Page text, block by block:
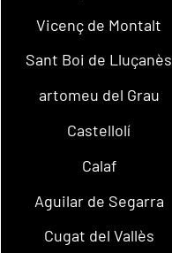
Vicenç de Montalt
Sant Boi de Lluçanès
artomeu del Grau
Castellolí
Calaf
Aguilar de Segarra
Cugat del Vallès